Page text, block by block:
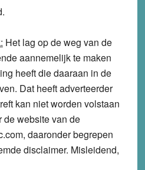
.
Het lag op de weg van de
aannemelijk te maken
heeft die daaraan in de
Dat heeft adverteerder
kan niet worden volstaan
de website van de
daaronder begrepen
disclaimer. Misleidend,